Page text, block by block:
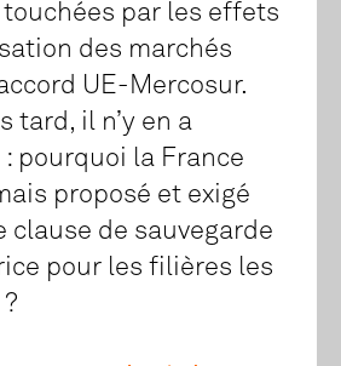
par les effets
des marchés
UE-Mercosur.
tard, il n’y en a
pourquoi la France
proposé et exigé
clause de sauvegarde
pour les filières les